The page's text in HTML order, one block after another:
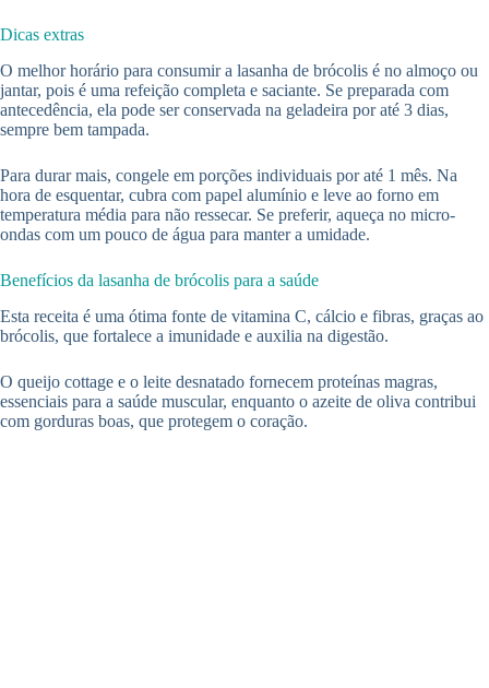
Dicas extras
O melhor horário para consumir a lasanha de brócolis é no almoço ou
jantar, pois é uma refeição completa e saciante. Se preparada com
antecedência, ela pode ser conservada na geladeira por até 3 dias,
sempre bem tampada.
Para durar mais, congele em porções individuais por até 1 mês. Na
hora de esquentar, cubra com papel alumínio e leve ao forno em
temperatura média para não ressecar. Se preferir, aqueça no micro-
ondas com um pouco de água para manter a umidade.
Benefícios da lasanha de brócolis para a saúde
Esta receita é uma ótima fonte de vitamina C, cálcio e fibras, graças ao
brócolis, que fortalece a imunidade e auxilia na digestão.
O queijo cottage e o leite desnatado fornecem proteínas magras,
essenciais para a saúde muscular, enquanto o azeite de oliva contribui
com gorduras boas, que protegem o coração.